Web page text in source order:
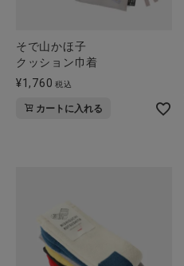
そで山かほ子
クッション巾着
¥1,760 税込
カートに入れる